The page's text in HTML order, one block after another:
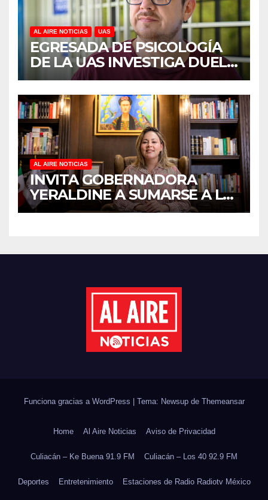
AL AIRE NOTICIAS UAS
EGRESADA DE PSICOLOGÍA
DE LA UAS INVESTIGA DUELO
ANTICIPADO Y SOBRECARGA
EN CUIDADORES DE
ADULTOS MAYORES
AL AIRE NOTICIAS
INVITA GOBERNADORA
YERALDINE A SUMARSE A LA
JORNADA NACIONAL DE
DE ÁRBOLES
Funciona gracias a WordPress Tema: Newsup de Themeansar
Home Al Aire Noticias Aviso de Privacidad
Culiacán – Ke Buena 91.9 FM Culiacán – Los 40 92.9 FM
Deportes Entretenimiento Estaciones de Radio Radiotv México